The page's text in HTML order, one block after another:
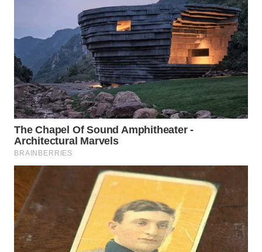
WN
LANGKAT
WN
TAPANULI
SELATAN
WN
TANJUNG
LESUNG
KARO